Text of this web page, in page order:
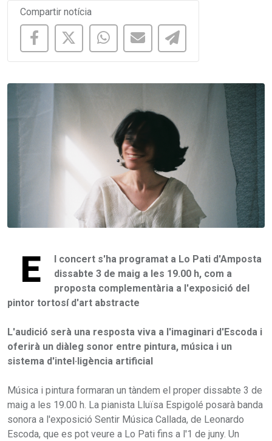
Compartir notícia
E
l concert s'ha programat a Lo Pati d'Amposta
dissabte 3 de maig a les 19.00 h, com a
proposta complementària a l'exposició del
pintor tortosí d'art abstracte
L'audició serà una resposta viva a l'imaginari d'Escoda i
oferirà un diàleg sonor entre pintura, música i un
sistema d'intel·ligència artificial
Música i pintura formaran un tàndem el proper dissabte 3 de
maig a les 19.00 h. La pianista Lluïsa Espigolé posarà banda
sonora a l'exposició Sentir Música Callada, de Leonardo
Escoda, que es pot veure a Lo Pati fins a l'1 de juny. Un